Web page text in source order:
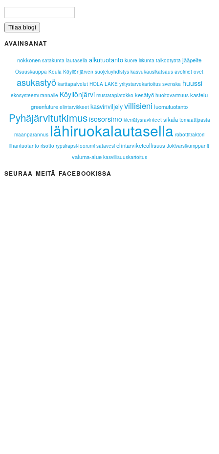
AVAINSANAT
nokkonen satakunta lautasella alkutuotanto kuore liikunta talkootyötä jääpeite
Osuuskauppa Keula Köyliönjärven suojeluyhdistys kasvukausikatsaus avoimet ovet
asukastyö karttapalvelut HOLA LAKE yritystarvekartoitus svenska huussi
ekosysteemi rannalle Köyliönjärvi mustatäplätokko kesätyö huoltovarmuus kastelu
greenfuture elintarvikkeet kasvinviljelyvillisieni luomutuotanto
Pyhäjärvitutkimusisosorsimo kierrätysravinteet sikala tomaattipasta
maanparannus lähiruokalautasella robottitraktori
lihantuotanto risotto rypsirapsi-foorumi satavesi elintarviketeollisuus Jokivarsikumppanit
valuma-alue kasvillisuuskartoitus
SEURAA MEITÄ FACEBOOKISSA